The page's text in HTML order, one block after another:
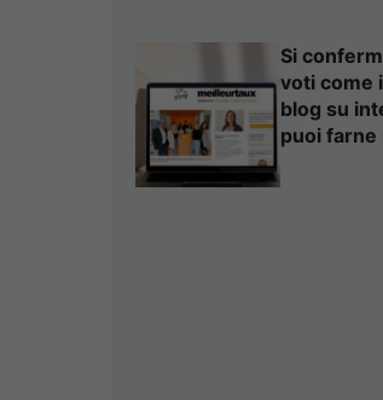
Si
voti come
blog su
puoi farne